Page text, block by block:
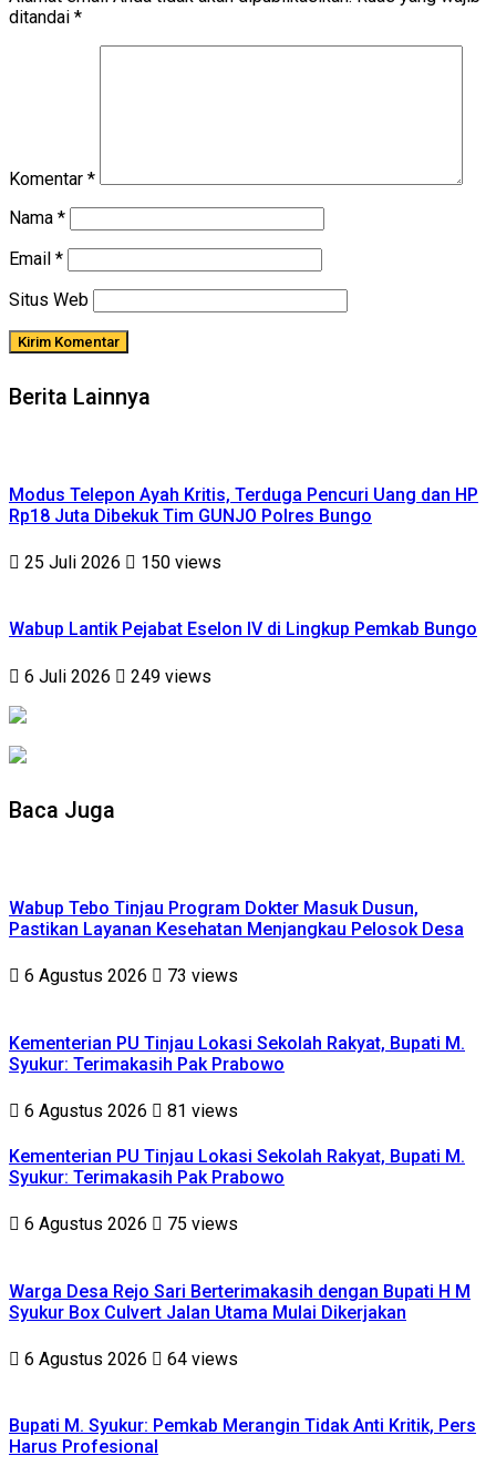
ditandai *
Komentar *
Nama *
Email *
Situs Web
Berita Lainnya
Modus Telepon Ayah Kritis, Terduga Pencuri Uang dan HP
Rp18 Juta Dibekuk Tim GUNJO Polres Bungo
25 Juli 2026 150 views
Wabup Lantik Pejabat Eselon IV di Lingkup Pemkab Bungo
6 Juli 2026 249 views
Baca Juga
Wabup Tebo Tinjau Program Dokter Masuk Dusun,
Pastikan Layanan Kesehatan Menjangkau Pelosok Desa
6 Agustus 2026 73 views
Kementerian PU Tinjau Lokasi Sekolah Rakyat, Bupati M.
Syukur: Terimakasih Pak Prabowo
6 Agustus 2026 81 views
Kementerian PU Tinjau Lokasi Sekolah Rakyat, Bupati M.
Syukur: Terimakasih Pak Prabowo
6 Agustus 2026 75 views
Warga Desa Rejo Sari Berterimakasih dengan Bupati H M
Syukur Box Culvert Jalan Utama Mulai Dikerjakan
6 Agustus 2026 64 views
Bupati M. Syukur: Pemkab Merangin Tidak Anti Kritik, Pers
Harus Profesional